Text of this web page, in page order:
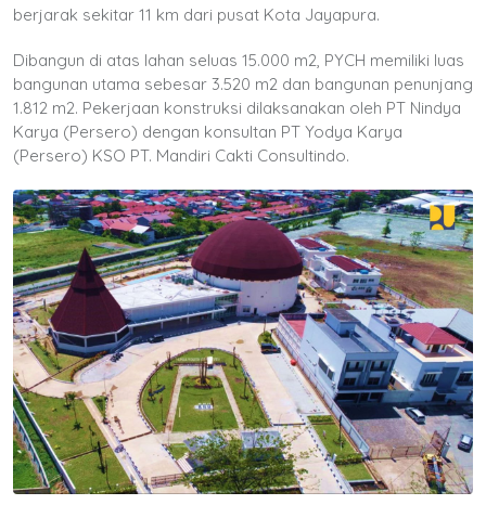
berjarak sekitar 11 km dari pusat Kota Jayapura.
Dibangun di atas lahan seluas 15.000 m2, PYCH memiliki luas
bangunan utama sebesar 3.520 m2 dan bangunan penunjang
1.812 m2. Pekerjaan konstruksi dilaksanakan oleh PT Nindya
Karya (Persero) dengan konsultan PT Yodya Karya
(Persero) KSO PT. Mandiri Cakti Consultindo.